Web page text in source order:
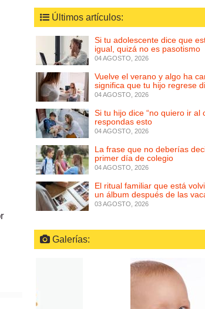
Últimos artículos:
Si tu adolescente dice que
igual, quizá no es pasotismo
04 AGOSTO, 2026
Vuelve el verano y algo ha
significa que tu hijo regrese
04 AGOSTO, 2026
Si tu hijo dice “no quiero ir al
respondas esto
04 AGOSTO, 2026
La frase que no deberías
primer día de colegio
04 AGOSTO, 2026
El ritual familiar que está
un álbum después de las
03 AGOSTO, 2026
Galerías: